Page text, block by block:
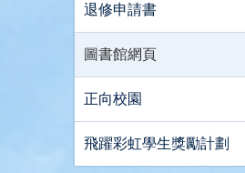
退修申請書
圖書館網頁
正向校園
飛躍彩虹學生獎勵計劃